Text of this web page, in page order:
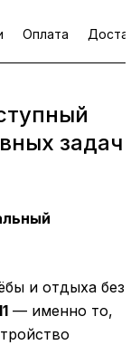
Оплата
задач
и отдыха без
— именно то,